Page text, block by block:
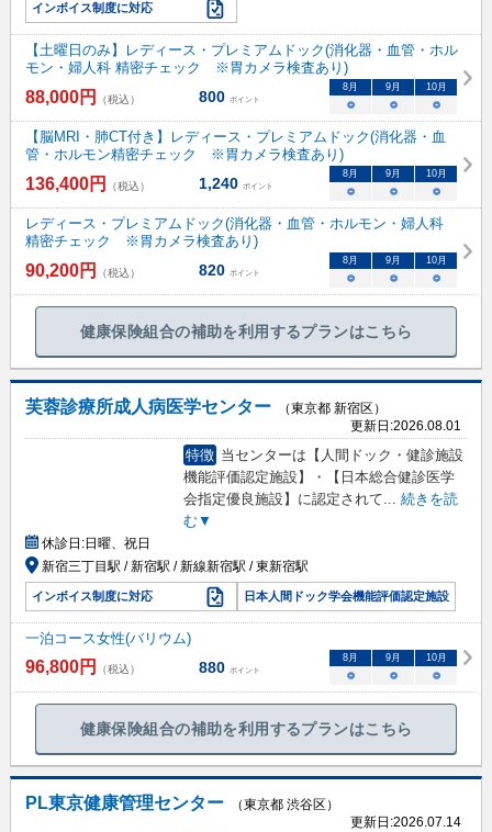
インボイス制度に対応
【土曜日のみ】レディース・プレミアムドック(消化器・血管・ホル
モン・婦人科 精密チェック ※胃カメラ検査あり)
88,000円 （税込） 800 ポイント
8月 9月 10月
○ ○ ○
【脳MRI・肺CT付き】レディース・プレミアムドック(消化器・血
管・ホルモン精密チェック ※胃カメラ検査あり)
136,400円 （税込） 1,240 ポイント
8月 9月 10月
○ ○ ○
レディース・プレミアムドック(消化器・血管・ホルモン・婦人科
精密チェック ※胃カメラ検査あり)
90,200円 （税込） 820 ポイント
8月 9月 10月
○ ○ ○
健康保険組合の補助を利用するプランはこちら
芙蓉診療所成人病医学センター
（東京都 新宿区）
更新日:2026.08.01
特徴 当センターは【人間ドック・健診施設
機能評価認定施設】・【日本総合健診医学
会指定優良施設】に認定されて
続きを読
む▼
休診日:日曜、祝日
新宿三丁目駅 / 新宿駅 / 新線新宿駅 / 東新宿駅
インボイス制度に対応 日本人間ドック学会機能評価認定施設
一泊コース女性(バリウム)
96,800円 （税込） 880 ポイント
8 月 9 月 10月
○ ○ ○
健康保険組合の補助を利用するプランはこちら
PL東京健康管理センター
（東京都 渋谷区）
更新日:2026.07.14